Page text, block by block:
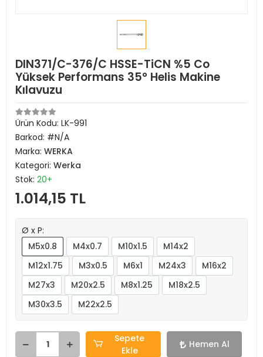
DIN371/C-376/C HSSE-TiCN %5 Co
Yüksek Performans 35° Helis Makine
Kılavuzu
Ürün Kodu: LK-991
Barkod: #N/A
Marka: WERKA
Kategori: Werka
Stok: 20+
1.014,15 TL
Ø x P:
M5x0.8
M4x0.7 M10x1.5
M14x2
M12x1.75
M3x0.5 M6x1 M24x3
M16x2
M27x3
M20x2.5 M8x1.25
M18x2.5
M30x3.5
M22x2.5
Sepete
Ekle
Hemen Al